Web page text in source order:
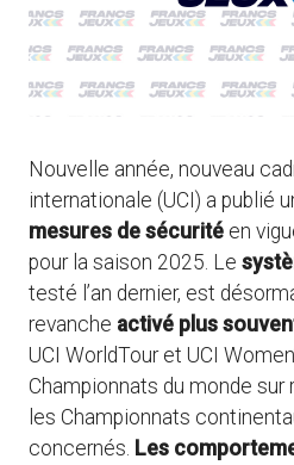
Nouvelle année, nouveau
internationale (UCI) a publié
mesures de sécurité en
pour la saison 2025. Le
testé l’an dernier, est
revanche activé plus
UCI WorldTour et UCI
Championnats du monde
les Championnats
concernés. Les